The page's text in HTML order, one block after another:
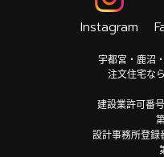
Instagram
宇都宮・鹿沼
注文住宅な
建設業許可番
設計事務所登録